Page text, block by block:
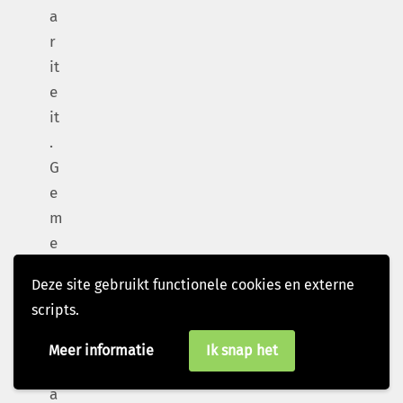
Deze site gebruikt functionele cookies en externe
scripts.
Meer informatie Ik snap het
a
r
it
e
it
.
G
e
m
e
n
s
c
a